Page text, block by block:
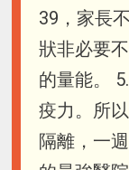
39，家長
狀非必要
的量能。
疫力。所
隔離，一